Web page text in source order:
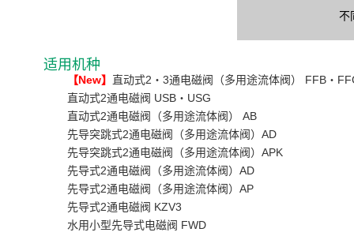
不
适用机种
【New】 直动式2・3通电磁阀（多用途流体阀） FFB・
直动式2通电磁阀 USB・USG
直动式2通电磁阀（多用途流体阀） AB
先导突跳式2通电磁阀（多用途流体阀）AD
先导突跳式2通电磁阀（多用途流体阀）APK
先导式2通电磁阀（多用途流体阀）AD
先导式2通电磁阀（多用途流体阀）AP
先导式2通电磁阀 KZV3
水用小型先导式电磁阀 FWD